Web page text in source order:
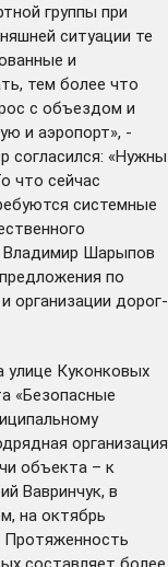
группы при
ситуации те
и
тем более что
с объездом и
и аэропорт», -
согласился: «Нужны
что сейчас
системные
Владимир Шарыпов
по
организации дорог-
Куконковых
«Безопасные
организация
объекта – к
Вавринчук, в
на октябрь
Протяженность